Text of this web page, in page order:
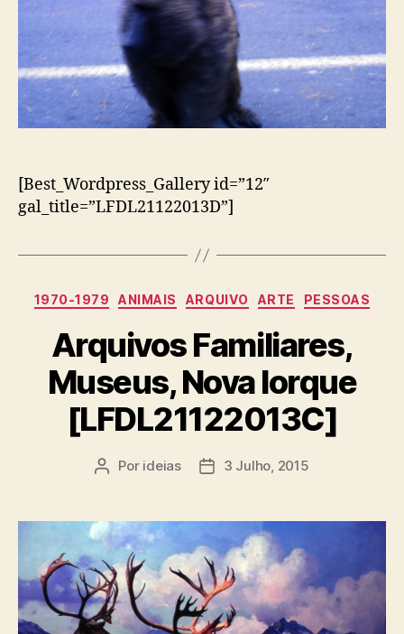
[Best_Wordpress_Gallery id=”12″
gal_title=”LFDL21122013D”]
Categorias
1970-1979 ANIMAIS ARQUIVO ARTE PESSOAS
Arquivos Familiares,
Museus, Nova Iorque
[LFDL21122013C]
Autor
Por ideias
Data3 Julho, 2015